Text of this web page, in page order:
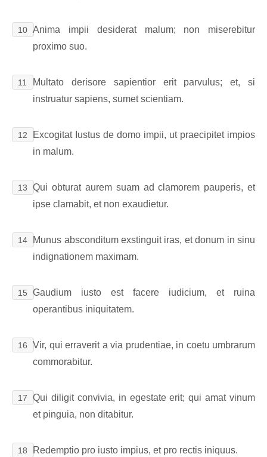
10 Anima impii desiderat malum; non miserebitur
proximo suo.
11
Multato derisore sapientior erit parvulus; et, si
instruatur sapiens, sumet scientiam.
12
Excogitat Iustus de domo impii, ut praecipitet impios
in malum.
13
Qui obturat aurem suam ad clamorem pauperis, et
ipse clamabit, et non exaudietur.
14
Munus absconditum exstinguit iras, et donum in sinu
indignationem maximam.
15
Gaudium iusto est facere iudicium, et ruina
operantibus iniquitatem.
16
Vir, qui erraverit a via prudentiae, in coetu umbrarum
commorabitur.
17
Qui diligit convivia, in egestate erit; qui amat vinum
et pinguia, non ditabitur.
18 Redemptio pro iusto impius, et pro rectis iniquus.